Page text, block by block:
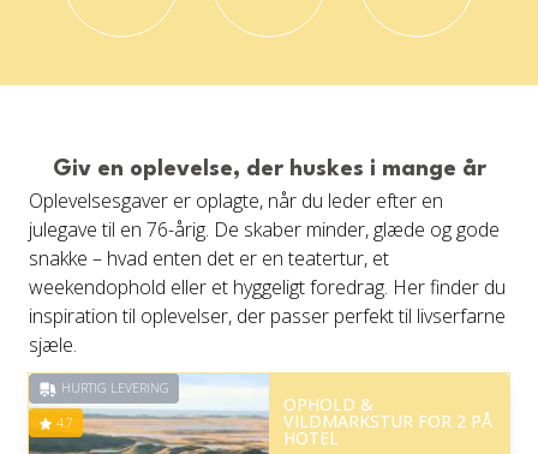
Giv en oplevelse, der huskes i mange år
Oplevelsesgaver er oplagte, når du leder efter en
julegave til en 76-årig. De skaber minder, glæde og gode
snakke – hvad enten det er en teatertur, et
weekendophold eller et hyggeligt foredrag. Her finder du
inspiration til oplevelser, der passer perfekt til livserfarne
sjæle.
HURTIG LEVERING
4.7
OPHOLD &
VILDMARKSTUR FOR 2 PÅ
HOTEL